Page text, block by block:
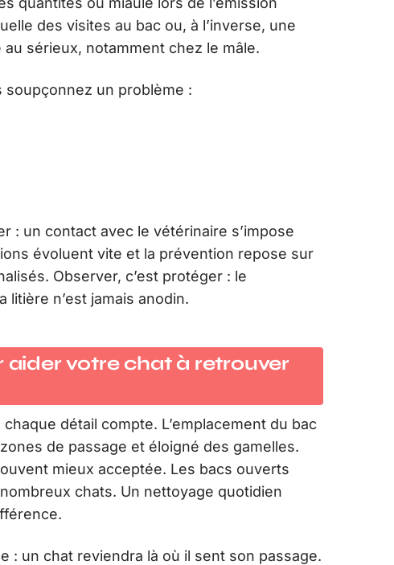
des visites au bac ou, à l’inverse, une
sérieux, notamment chez le mâle.
soupçonnez un problème :
: un contact avec le vétérinaire s’impose
évoluent vite et la prévention repose sur
Observer, c’est protéger : le
litière n’est jamais anodin.
votre chat à retrouver
détail compte. L’emplacement du bac
de passage et éloigné des gamelles.
mieux acceptée. Les bacs ouverts
chats. Un nettoyage quotidien
: un chat reviendra là où il sent son passage.